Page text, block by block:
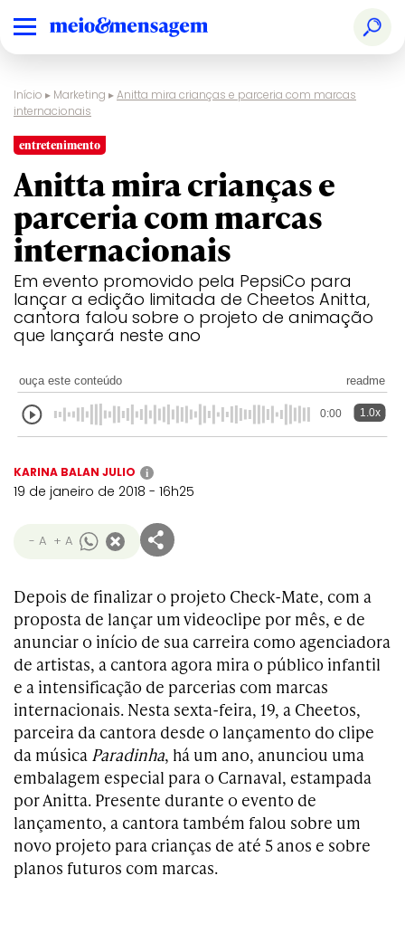
Início ▸ Marketing ▸Anitta mira crianças e parceria com marcas
internacionais
entretenimento
Anitta mira crianças e
parceria com marcas
internacionais
Em evento promovido pela PepsiCo para
lançar a edição limitada de Cheetos Anitta,
cantora falou sobre o projeto de animação
que lançará neste ano
ouça este conteúdo readme
0:00 1.0x
KARINA BALAN JULIO i
19 de janeiro de 2018 - 16h25
- A + A
Depois de finalizar o projeto Check-Mate, com a
proposta de lançar um videoclipe por mês, e de
anunciar o início de sua carreira como agenciadora
de artistas, a cantora agora mira o público infantil
e a intensificação de parcerias com marcas
internacionais. Nesta sexta-feira, 19, a Cheetos,
parceira da cantora desde o lançamento do clipe
da música Paradinha, há um ano, anunciou uma
embalagem especial para o Carnaval, estampada
por Anitta. Presente durante o evento de
lançamento, a cantora também falou sobre um
novo projeto para crianças de até 5 anos e sobre
planos futuros com marcas.